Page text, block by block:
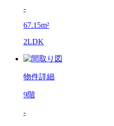
-
67.15m²
2LDK
物件詳細
9階
-